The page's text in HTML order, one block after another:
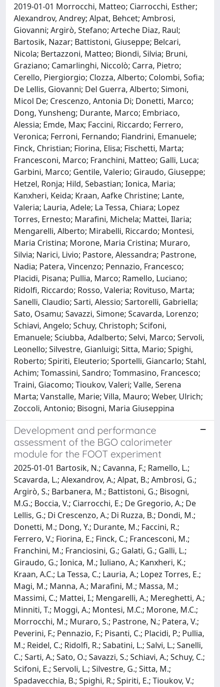
2019-01-01 Morrocchi, Matteo; Ciarrocchi, Esther;
Alexandrov, Andrey; Alpat, Behcet; Ambrosi,
Giovanni; Argirò, Stefano; Arteche Diaz, Raul;
Bartosik, Nazar; Battistoni, Giuseppe; Belcari,
Nicola; Bertazzoni, Matteo; Biondi, Silvia; Bruni,
Graziano; Camarlinghi, Niccolò; Carra, Pietro;
Cerello, Piergiorgio; Clozza, Alberto; Colombi, Sofia;
De Lellis, Giovanni; Del Guerra, Alberto; Simoni,
Micol De; Crescenzo, Antonia Di; Donetti, Marco;
Dong, Yunsheng; Durante, Marco; Embriaco,
Alessia; Emde, Max; Faccini, Riccardo; Ferrero,
Veronica; Ferroni, Fernando; Fiandrini, Emanuele;
Finck, Christian; Fiorina, Elisa; Fischetti, Marta;
Francesconi, Marco; Franchini, Matteo; Galli, Luca;
Garbini, Marco; Gentile, Valerio; Giraudo, Giuseppe;
Hetzel, Ronja; Hild, Sebastian; Ionica, Maria;
Kanxheri, Keida; Kraan, Aafke Christine; Lante,
Valeria; Lauria, Adele; La Tessa, Chiara; Lopez
Torres, Ernesto; Marafini, Michela; Mattei, Ilaria;
Mengarelli, Alberto; Mirabelli, Riccardo; Montesi,
Maria Cristina; Morone, Maria Cristina; Muraro,
Silvia; Narici, Livio; Pastore, Alessandra; Pastrone,
Nadia; Patera, Vincenzo; Pennazio, Francesco;
Placidi, Pisana; Pullia, Marco; Ramello, Luciano;
Ridolfi, Riccardo; Rosso, Valeria; Rovituso, Marta;
Sanelli, Claudio; Sarti, Alessio; Sartorelli, Gabriella;
Sato, Osamu; Savazzi, Simone; Scavarda, Lorenzo;
Schiavi, Angelo; Schuy, Christoph; Scifoni,
Emanuele; Sciubba, Adalberto; Selvi, Marco; Servoli,
Leonello; Silvestre, Gianluigi; Sitta, Mario; Spighi,
Roberto; Spiriti, Eleuterio; Sportelli, Giancarlo; Stahl,
Achim; Tomassini, Sandro; Tommasino, Francesco;
Traini, Giacomo; Tioukov, Valeri; Valle, Serena
Marta; Vanstalle, Marie; Villa, Mauro; Weber, Ulrich;
Zoccoli, Antonio; Bisogni, Maria Giuseppina
Development and performance
assessment of the BGO calorimeter
module for the FOOT experiment
2025-01-01 Bartosik, N.; Cavanna, F.; Ramello, L.;
Scavarda, L.; Alexandrov, A.; Alpat, B.; Ambrosi, G.;
Argirò, S.; Barbanera, M.; Battistoni, G.; Bisogni,
M.G.; Boccia, V.; Ciarrocchi, E.; De Gregorio, A.; De
Lellis, G.; Di Crescenzo, A.; Di Ruzza, B.; Dondi, M.;
Donetti, M.; Dong, Y.; Durante, M.; Faccini, R.;
Ferrero, V.; Fiorina, E.; Finck, C.; Francesconi, M.;
Franchini, M.; Franciosini, G.; Galati, G.; Galli, L.;
Giraudo, G.; Ionica, M.; Iuliano, A.; Kanxheri, K.;
Kraan, A.C.; La Tessa, C.; Lauria, A.; Lopez Torres, E.;
Magi, M.; Manna, A.; Marafini, M.; Massa, M.;
Massimi, C.; Mattei, I.; Mengarelli, A.; Mereghetti, A.;
Minniti, T.; Moggi, A.; Montesi, M.C.; Morone, M.C.;
Morrocchi, M.; Muraro, S.; Pastrone, N.; Patera, V.;
Peverini, F.; Pennazio, F.; Pisanti, C.; Placidi, P.; Pullia,
M.; Reidel, C.; Ridolfi, R.; Sabatini, L.; Salvi, L.; Sanelli,
C.; Sarti, A.; Sato, O.; Savazzi, S.; Schiavi, A.; Schuy, C.;
Scifoni, E.; Servoli, L.; Silvestre, G.; Sitta, M.;
Spadavecchia, B.; Spighi, R.; Spiriti, E.; Tioukov, V.;